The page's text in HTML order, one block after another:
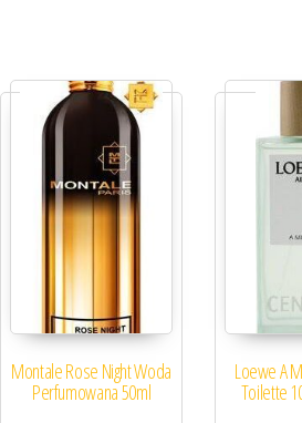
Montale Rose Night Woda
Perfumowana 50ml
Loewe A
Toilette